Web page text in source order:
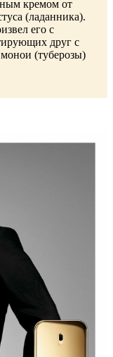
кремом от
(ладанника).
его с
друг с
(туберозы)